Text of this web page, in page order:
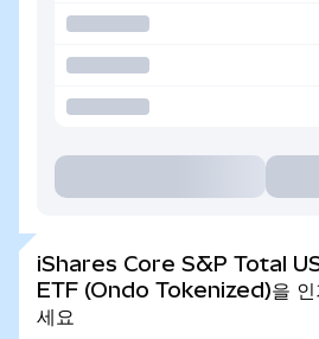
iShares Core S&P Total
ETF (Ondo Tokenized)을 인
세요